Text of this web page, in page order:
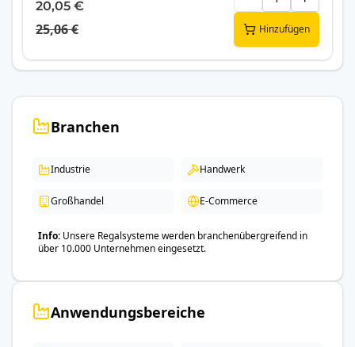
20,05 €
25,06 € Hinzufügen
Branchen
Industrie Handwerk
Großhandel E-Commerce
Info Unsere Regalsysteme werden branchenübergreifend in
über 10.000 Unternehmen eingesetzt.
Anwendungsbereiche